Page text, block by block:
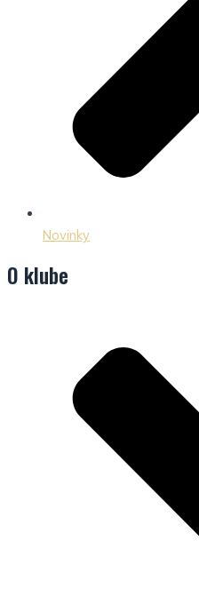
Novinky
O klube